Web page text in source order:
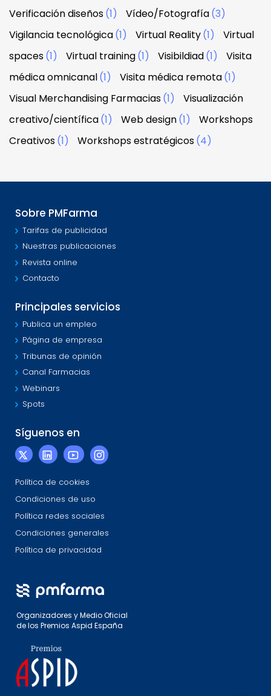
Verificación diseños(1) Vídeo/Fotografía(3)
Vigilancia tecnológica(1) Virtual Reality(1)
Virtual
spaces(1) Virtual training(1) Visibildiad(1)
Visita
médica omnicanal(1) Visita médica remota(1)
Visual Merchandising Farmacias(1)
Visualización
creativo/científica(1) Web design(1)
Workshops
Creativos(1) Workshops estratégicos(4)
Sobre PMFarma
Tarifas de publicidad
Nuestras publicaciones
Revista online
Contacto
Principales servicios
Publica un empleo
Página de empresa
Tribunas de opinión
Canal Farmacias
Webinars
Spots
Síguenos en
Política de cookies
Condiciones de uso
Política redes sociales
Condiciones generales
Política de privacidad
Organizadores y Medio Oficial
de los Premios Aspid España